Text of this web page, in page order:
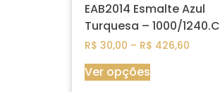
EAB2014 Esmalte Azul
Turquesa – 1000/1240.C
R$ 30,00 – R$ 426,60
Ver opções